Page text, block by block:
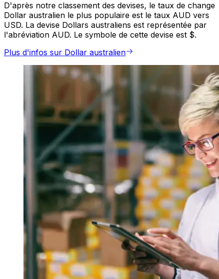
D'après notre classement des devises, le taux de change
Dollar australien le plus populaire est le taux AUD vers
USD. La devise Dollars australiens est représentée par
l'abréviation AUD. Le symbole de cette devise est $.
Plus d'infos sur Dollar australien